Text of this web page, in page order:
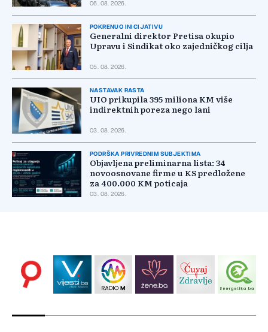
06. 08. 2026.
POKRENUO INICIJATIVU
Generalni direktor Pretisa okupio
Upravu i Sindikat oko zajedničkog cilja
05. 08. 2026.
NASTAVAK RASTA
UIO prikupila 395 miliona KM više
indirektnih poreza nego lani
03. 08. 2026.
PODRŠKA PRIVREDNIM SUBJEKTIMA
Objavljena preliminarna lista: 34
novoosnovane firme u KS predložene
za 400.000 KM poticaja
03. 08. 2026.